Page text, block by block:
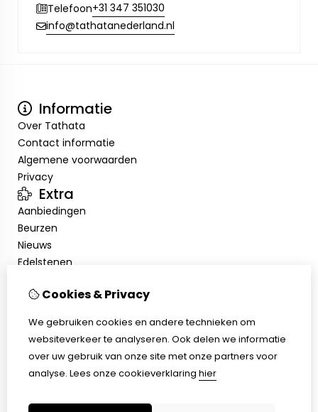
Telefoon+31 347 351030
info@tathatanederland.nl
Informatie
Over Tathata
Contact informatie
Algemene voorwaarden
Privacy
Extra
Aanbiedingen
Beurzen
Nieuws
Edelstenen
Mijn account
Bestelhistorie
Klantenservice
Contact
Cookies & Privacy
We gebruiken cookies en andere technieken om
websiteverkeer te analyseren. Ook delen we informatie
over uw gebruik van onze site met onze partners voor
analyse. Lees onze cookieverklaring hier